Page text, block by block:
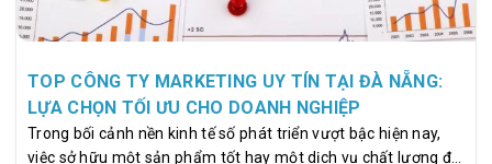
TOP CÔNG TY MARKETING UY TÍN TẠI ĐÀ NẴNG:
LỰA CHỌN TỐI ƯU CHO DOANH NGHIỆP
Trong bối cảnh nền kinh tế số phát triển vượt bậc hiện nay,
việc sở hữu một sản phẩm tốt hay một dịch vụ chất lượng đã